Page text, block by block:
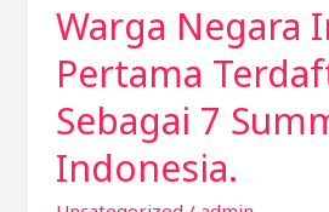
Warga Negara
Pertama
Sebagai 7
Indonesia.